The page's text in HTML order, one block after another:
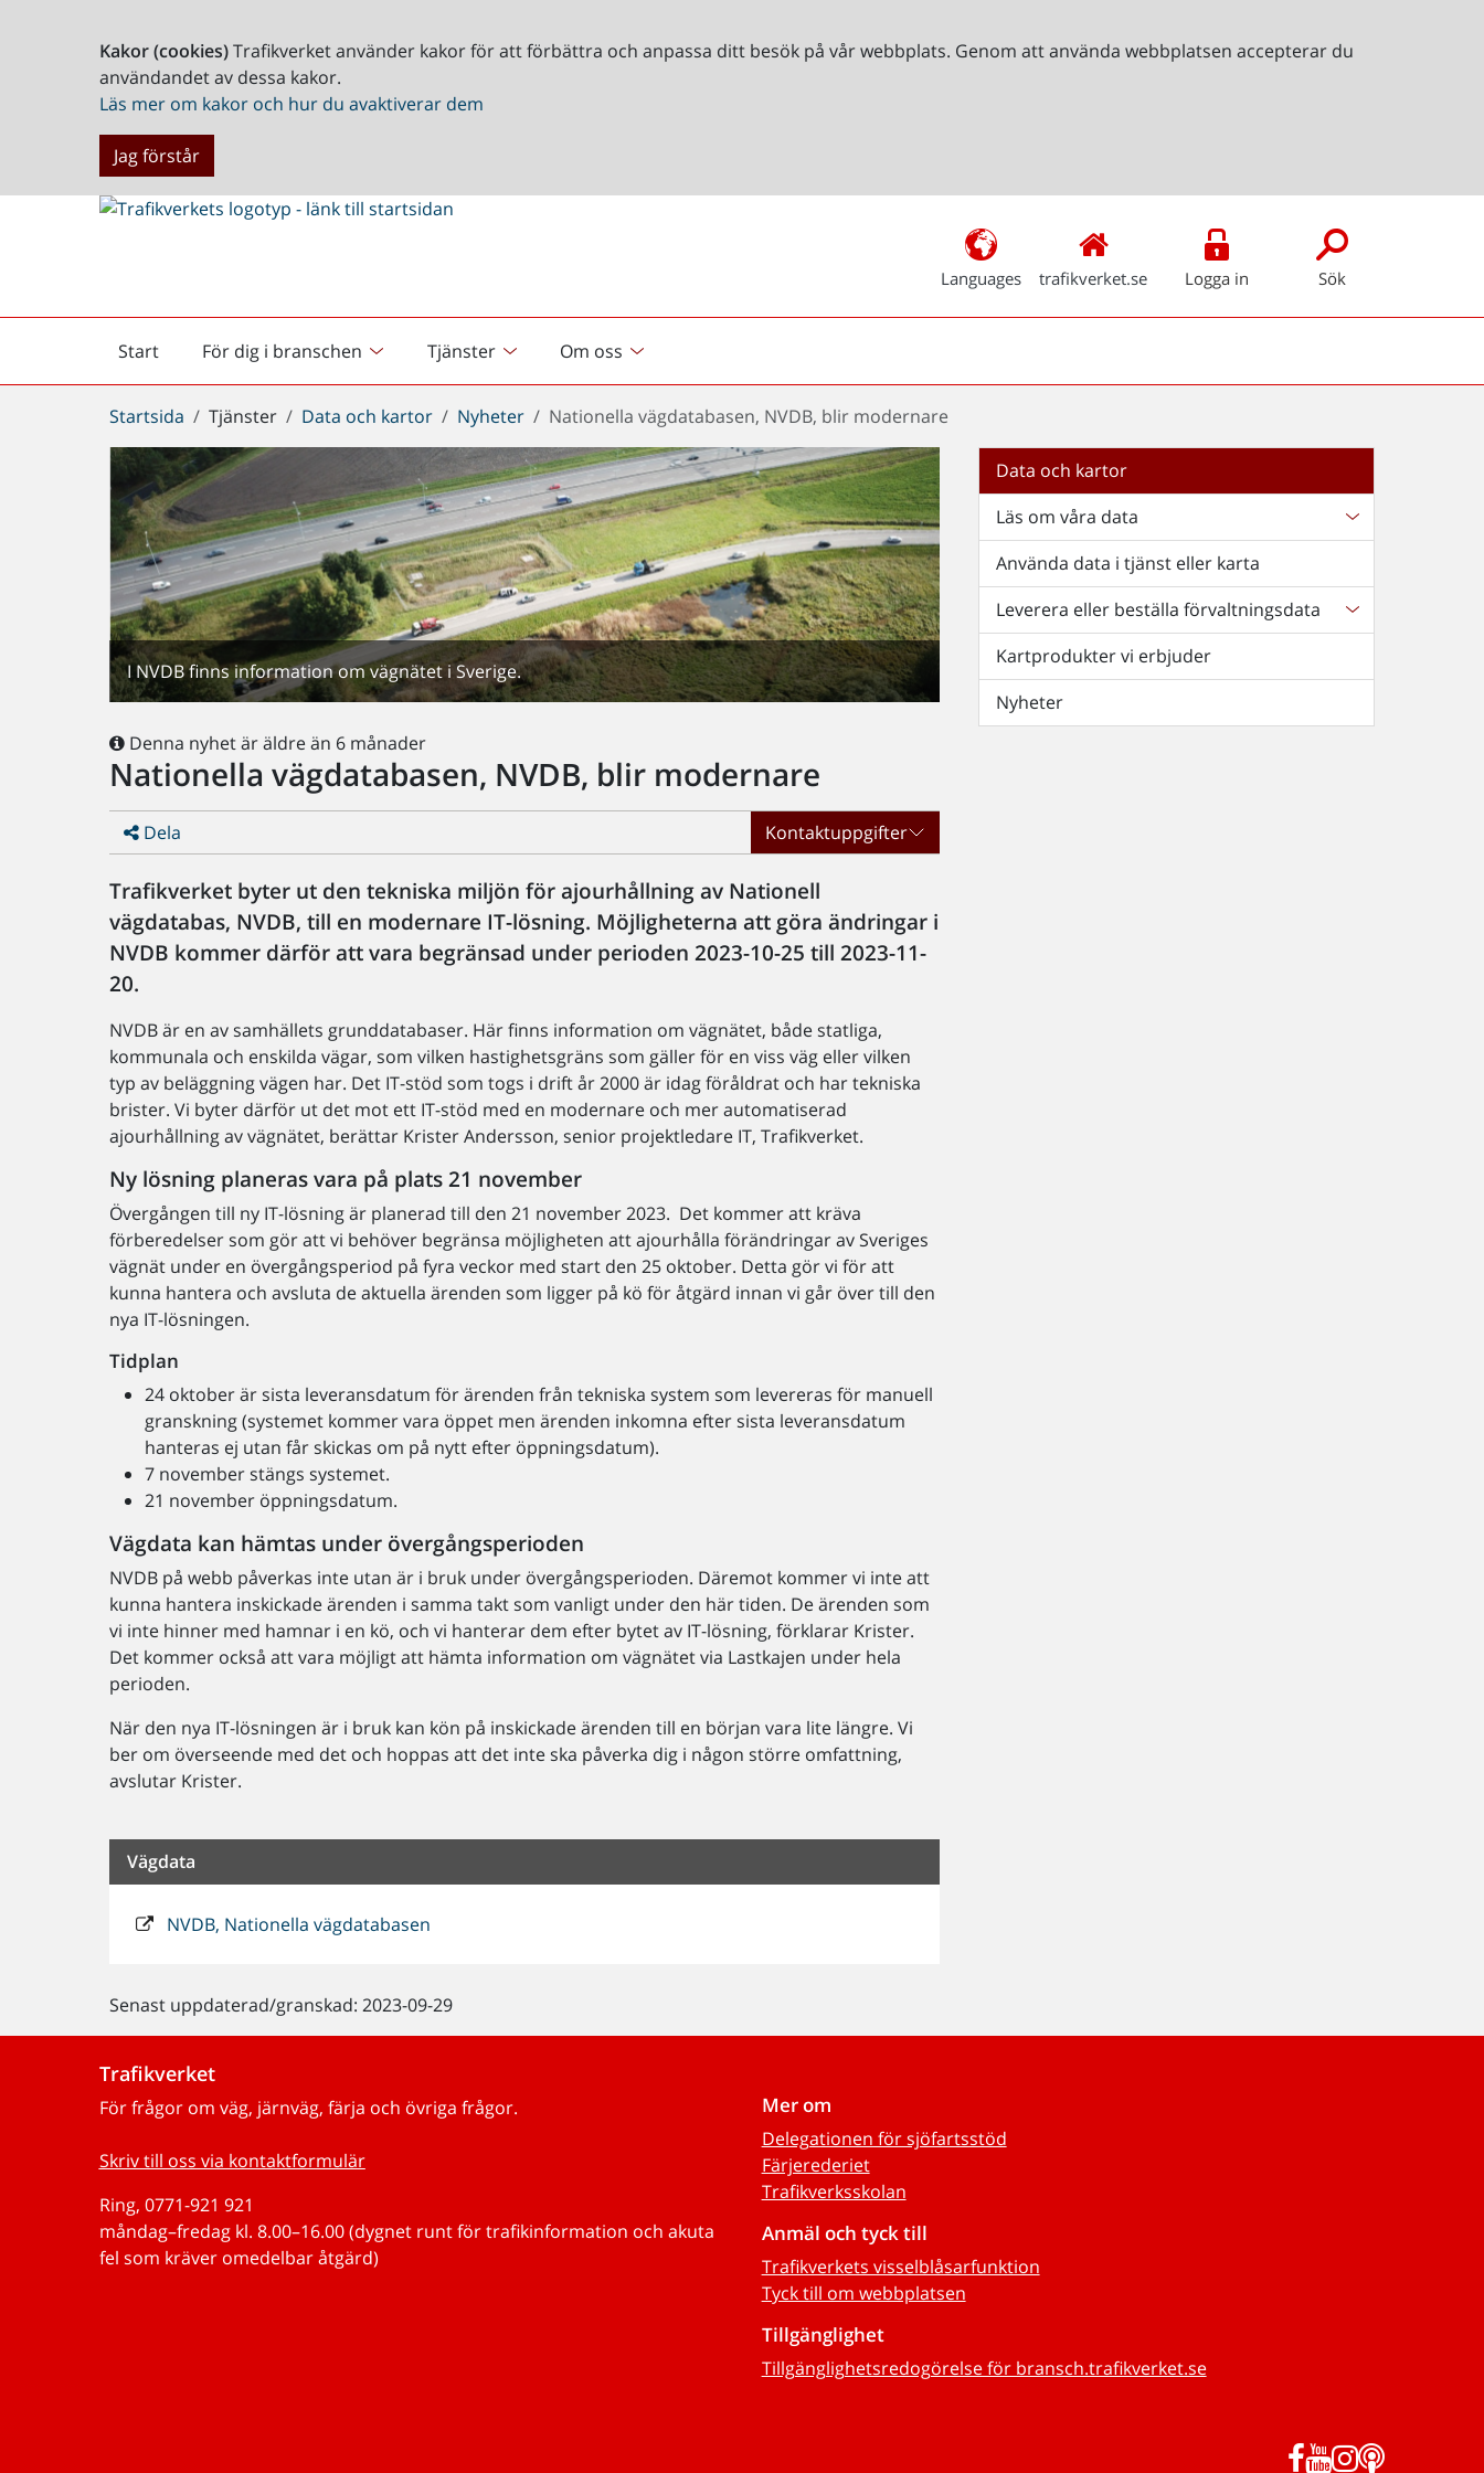
Kakor (cookies)Trafikverket använder kakor för att förbättra och anpassa ditt besök på vår webbplats. Genom att använda webbplatsen accepterar du
användandet av dessa kakor.
Läs mer om kakor och hur du avaktiverar dem
Jag förstår
Languages trafikverket.se Logga in Sök
Start
Startsida För dig i branschen Tjänster Om oss
Du
är
här:
Startsida Tjänster Data och kartor Nyheter Nationella vägdatabasen, NVDB, blir modernare
I NVDB finns information om vägnätet i Sverige.
Denna nyhet är äldre än 6 månader
Nationella vägdatabasen, NVDB, blir modernare
Dela Kontaktuppgifter
Trafikverket byter ut den tekniska miljön för ajourhållning av Nationell
vägdatabas, NVDB, till en modernare IT-lösning. Möjligheterna att göra ändringar i
NVDB kommer därför att vara begränsad under perioden 2023-10-25 till 2023-11-
20.
NVDB är en av samhällets grunddatabaser. Här finns information om vägnätet, både statliga,
kommunala och enskilda vägar, som vilken hastighetsgräns som gäller för en viss väg eller vilken
typ av beläggning vägen har. Det IT-stöd som togs i drift år 2000 är idag föråldrat och har tekniska
brister. Vi byter därför ut det mot ett IT-stöd med en modernare och mer automatiserad
ajourhållning av vägnätet, berättar Krister Andersson, senior projektledare IT, Trafikverket.
Ny lösning planeras vara på plats 21 november
Övergången till ny IT-lösning är planerad till den 21 november 2023. Det kommer att kräva
förberedelser som gör att vi behöver begränsa möjligheten att ajourhålla förändringar av Sveriges
vägnät under en övergångsperiod på fyra veckor med start den 25 oktober. Detta gör vi för att
kunna hantera och avsluta de aktuella ärenden som ligger på kö för åtgärd innan vi går över till den
nya IT-lösningen.
Tidplan
24 oktober är sista leveransdatum för ärenden från tekniska system som levereras för manuell
granskning (systemet kommer vara öppet men ärenden inkomna efter sista leveransdatum
hanteras ej utan får skickas om på nytt efter öppningsdatum).
7 november stängs systemet.
21 november öppningsdatum.
Vägdata kan hämtas under övergångsperioden
NVDB på webb påverkas inte utan är i bruk under övergångsperioden. Däremot kommer vi inte att
kunna hantera inskickade ärenden i samma takt som vanligt under den här tiden. De ärenden som
vi inte hinner med hamnar i en kö, och vi hanterar dem efter bytet av IT-lösning, förklarar Krister.
Det kommer också att vara möjligt att hämta information om vägnätet via Lastkajen under hela
perioden.
När den nya IT-lösningen är i bruk kan kön på inskickade ärenden till en början vara lite längre. Vi
ber om överseende med det och hoppas att det inte ska påverka dig i någon större omfattning,
avslutar Krister.
Vägdata
NVDB, Nationella vägdatabasen
Senast uppdaterad/granskad: 2023-09-29
Data och kartor
Läs om våra data
Använda data i tjänst eller karta
Leverera eller beställa förvaltningsdata
Kartprodukter vi erbjuder
Nyheter
Trafikverket
För frågor om väg, järnväg, färja och övriga frågor.
Skriv till oss via kontaktformulär
Ring, 0771-921 921
måndag–fredag kl. 8.00–16.00 (dygnet runt för trafikinformation och akuta
fel som kräver omedelbar åtgärd)
Mer om
Delegationen för sjöfartsstöd
Färjerederiet
Trafikverksskolan
Anmäl och tyck till
Trafikverkets visselblåsarfunktion
Tyck till om webbplatsen
Tillgänglighet
Tillgänglighetsredogörelse för bransch.trafikverket.se
Facebook
YouTube
Instagram
Podd